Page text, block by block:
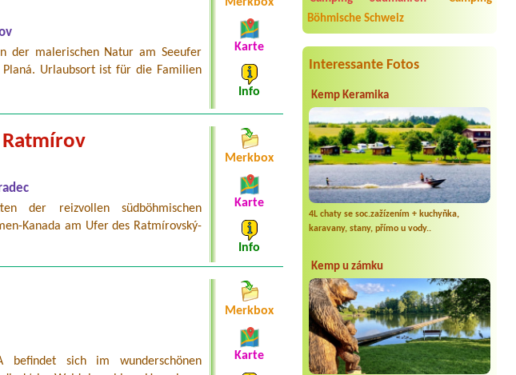
Böhmische Schweiz
Interessante Fotos
Kemp Keramika
4L chaty se soc.zažízením + kuchyňka,
karavany, stany, přímo u vody..
Kemp u zámku
der malerischen Natur am Seeufer
Urlaubsort ist für die Familien
Merkbox
Karte
Info
der reizvollen südböhmischen
Kanada am Ufer des Ratmírovský-
Merkbox
Karte
Info
befindet sich im wunderschönen
Merkbox
Karte